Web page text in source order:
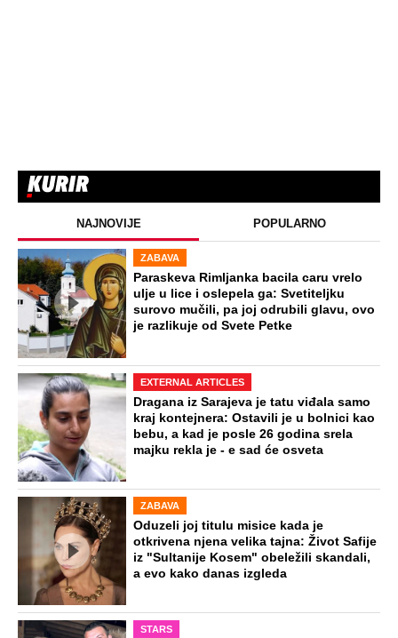
NAJNOVIJE POPULARNO
ZABAVA
Paraskeva Rimljanka bacila caru vrelo
ulje u lice i oslepela ga: Svetiteljku
surovo mučili, pa joj odrubili glavu, ovo
je razlikuje od Svete Petke
EXTERNAL ARTICLES
Dragana iz Sarajeva je tatu viđala samo
kraj kontejnera: Ostavili je u bolnici kao
bebu, a kad je posle 26 godina srela
majku rekla je - e sad će osveta
ZABAVA
Oduzeli joj titulu misice kada je
otkrivena njena velika tajna: Život Safije
iz "Sultanije Kosem" obeležili skandali,
a evo kako danas izgleda
STARS